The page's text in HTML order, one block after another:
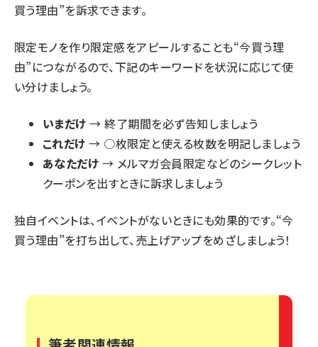
買う理由”を訴求できます。
限定モノを作り限定感をアピールすることも“今買う理
由”につながるので、下記のキーワードを状況に応じて使
い分けましょう。
いまだけ → 終了期間を必ず告知しましょう
これだけ → ○枚限定と使える枚数を明記しましょう
あなただけ → メルマガ会員限定などのシークレット
クーポンを出すときに訴求しましょう
独自イベントは、イベントがないときにも効果的です。“今
買う理由”を打ち出して、売上げアップをめざしましょう！